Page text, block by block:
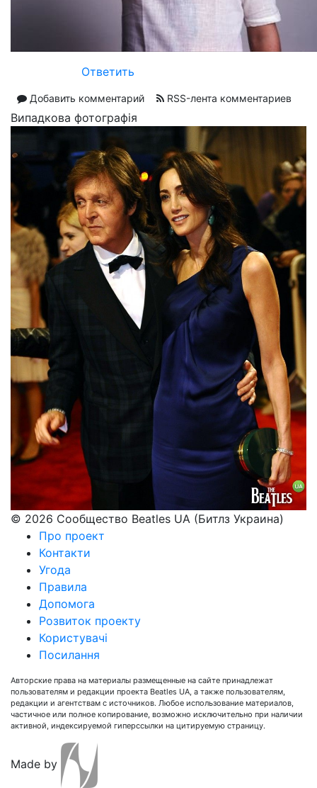
Ответить
Добавить комментарий RSS-лента комментариев
Випадкова фотографія
© 2026 Сообщество Beatles UA (Битлз Украина)
Про проект
Контакти
Угода
Правила
Допомога
Розвиток проекту
Користувачі
Посилання
Авторские права на материалы размещенные на сайте принадлежат
пользователям и редакции проекта Beatles UA, а также пользователям,
редакции и агентствам с источников. Любое использование материалов,
частичное или полное копирование, возможно исключительно при наличии
активной, индексируемой гиперссылки на цитируемую страницу.
Made by